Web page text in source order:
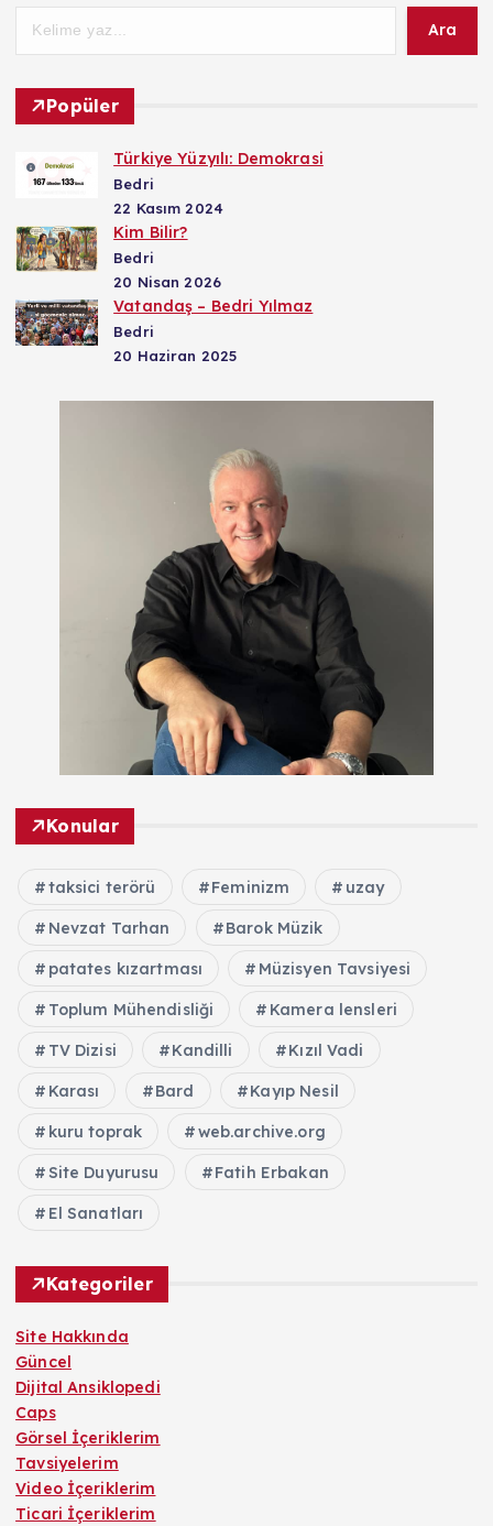
Ara
Popüler
Türkiye Yüzyılı: Demokrasi
Bedri
22 Kasım 2024
Kim Bilir?
Bedri
20 Nisan 2026
Vatandaş – Bedri Yılmaz
Bedri
20 Haziran 2025
Konular
taksici terörü Feminizm uzay
Nevzat Tarhan Barok Müzik
patates kızartması Müzisyen Tavsiyesi
Toplum Mühendisliği Kamera lensleri
TV Dizisi Kandilli Kızıl Vadi
Karası Bard Kayıp Nesil
kuru toprak web.archive.org
Site Duyurusu Fatih Erbakan
El Sanatları
Kategoriler
Site Hakkında
Güncel
Dijital Ansiklopedi
Caps
Görsel İçeriklerim
Tavsiyelerim
Video İçeriklerim
Ticari İçeriklerim